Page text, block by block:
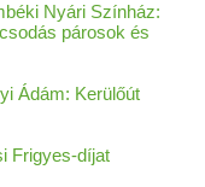
Nyári Színház:
párosok és
Ádám: Kerülőút
Frigyes-díjat